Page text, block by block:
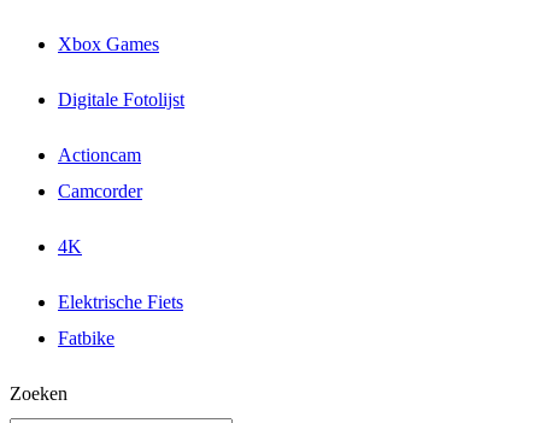
Xbox Games
Digitale Fotolijst
Actioncam
Camcorder
4K
Elektrische Fiets
Fatbike
Zoeken